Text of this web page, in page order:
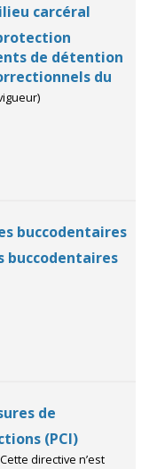
carcéral
de détention
du
buccodentaires
buccodentaires
de
(PCI)
directive n’est